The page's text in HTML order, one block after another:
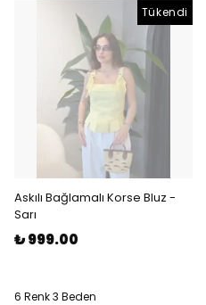
Tükendi
Askılı Bağlamalı Korse Bluz -
Sarı
₺ 999.00
6 Renk 3 Beden